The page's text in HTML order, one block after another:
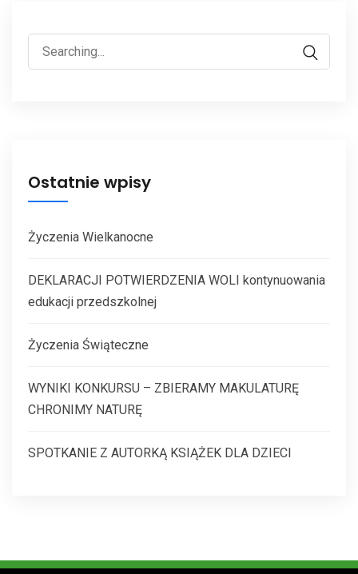
Ostatnie wpisy
Życzenia Wielkanocne
DEKLARACJI POTWIERDZENIA WOLI kontynuowania
edukacji przedszkolnej
Życzenia Świąteczne
WYNIKI KONKURSU – ZBIERAMY MAKULATURĘ
CHRONIMY NATURĘ
SPOTKANIE Z AUTORKĄ KSIĄŻEK DLA DZIECI